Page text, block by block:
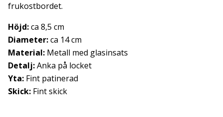
frukostbordet.
Höjd:ca 8,5 cm
Diameter:ca 14 cm
Material: Metall med glasinsats
Detalj:Anka på locket
Yta: Fint patinerad
Skick: Fint skick